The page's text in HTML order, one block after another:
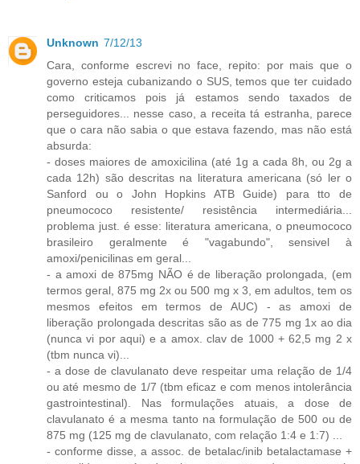
Unknown 7/12/13
Cara, conforme escrevi no face, repito: por mais que o
governo esteja cubanizando o SUS, temos que ter cuidado
como criticamos pois já estamos sendo taxados de
perseguidores... nesse caso, a receita tá estranha, parece
que o cara não sabia o que estava fazendo, mas não está
absurda:
- doses maiores de amoxicilina (até 1g a cada 8h, ou 2g a
cada 12h) são descritas na literatura americana (só ler o
Sanford ou o John Hopkins ATB Guide) para tto de
pneumococo resistente/ resistência intermediária...
problema just. é esse: literatura americana, o pneumococo
brasileiro geralmente é "vagabundo", sensivel à
amoxi/penicilinas em geral...
- a amoxi de 875mg NÃO é de liberação prolongada, (em
termos geral, 875 mg 2x ou 500 mg x 3, em adultos, tem os
mesmos efeitos em termos de AUC) - as amoxi de
liberação prolongada descritas são as de 775 mg 1x ao dia
(nunca vi por aqui) e a amox. clav de 1000 + 62,5 mg 2 x
(tbm nunca vi)...
- a dose de clavulanato deve respeitar uma relação de 1/4
ou até mesmo de 1/7 (tbm eficaz e com menos intolerância
gastrointestinal). Nas formulações atuais, a dose de
clavulanato é a mesma tanto na formulação de 500 ou de
875 mg (125 mg de clavulanato, com relação 1:4 e 1:7) ...
- conforme disse, a assoc. de betalac/inib betalactamase +